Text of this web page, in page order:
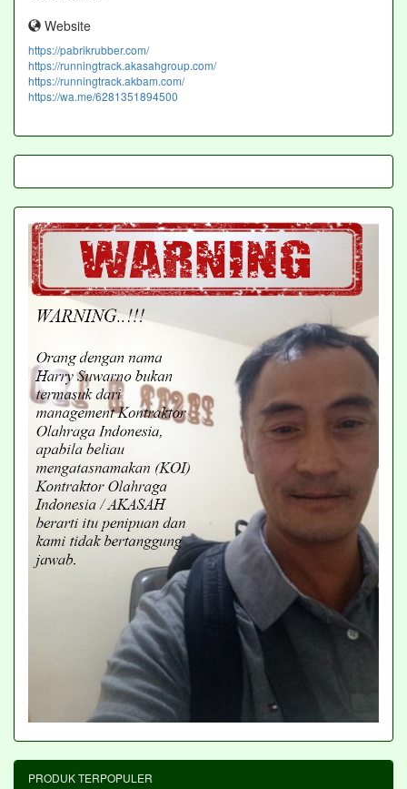
Website
https://pabrikrubber.com/
https://runningtrack.akasahgroup.com/
https://runningtrack.akbam.com/
https://wa.me/6281351894500
PRODUK TERPOPULER